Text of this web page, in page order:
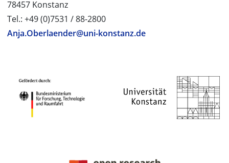
78457 Konstanz
Tel.: +49 (0)7531 / 88-2800
Anja.Oberlaender@uni-konstanz.de